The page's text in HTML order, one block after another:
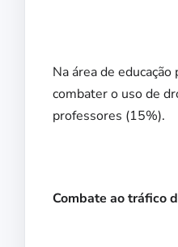
Na área de
combater o uso de
professores (15%).
Combate ao tráfico